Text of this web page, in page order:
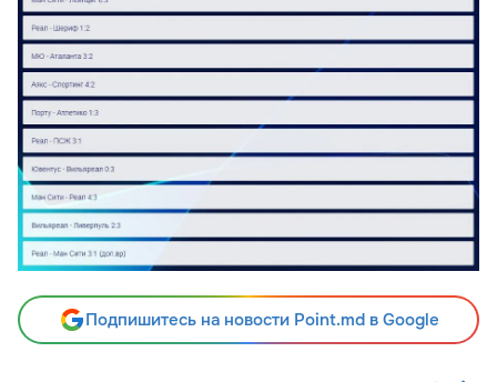
Подпишитесь на новости Point.md в Google